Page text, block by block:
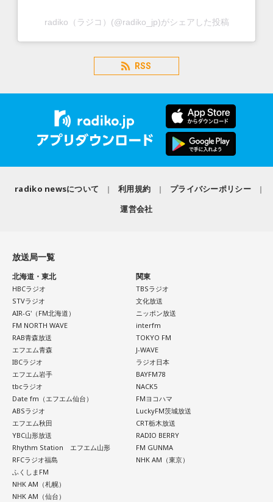
radiko（ラジコ）(@radiko_jp)がシェアした投稿
RSS
radiko newsについて 利用規約
プライバシーポリシー
運営会社
放送局一覧
北海道・東北
HBCラジオ
STVラジオ
AIR-G'（FM北海道）
FM NORTH WAVE
RAB青森放送
エフエム青森
IBCラジオ
エフエム岩手
tbcラジオ
Date fm（エフエム仙台）
ABSラジオ
エフエム秋田
YBC山形放送
Rhythm Station エフエム山形
RFCラジオ福島
ふくしまFM
NHK AM（札幌）
NHK AM（仙台）
関東
TBSラジオ
文化放送
ニッポン放送
interfm
TOKYO FM
J-WAVE
ラジオ日本
BAYFM78
NACK5
FMヨコハマ
LuckyFM茨城放送
CRT栃木放送
RADIO BERRY
FM GUNMA
NHK AM（東京）